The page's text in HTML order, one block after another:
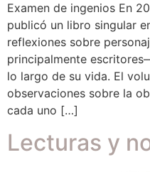
Examen de ingenios En
publicó un libro singular
reflexiones sobre
principalmente
lo largo de su vida. El
observaciones sobre la
cada uno […]
Lecturas y